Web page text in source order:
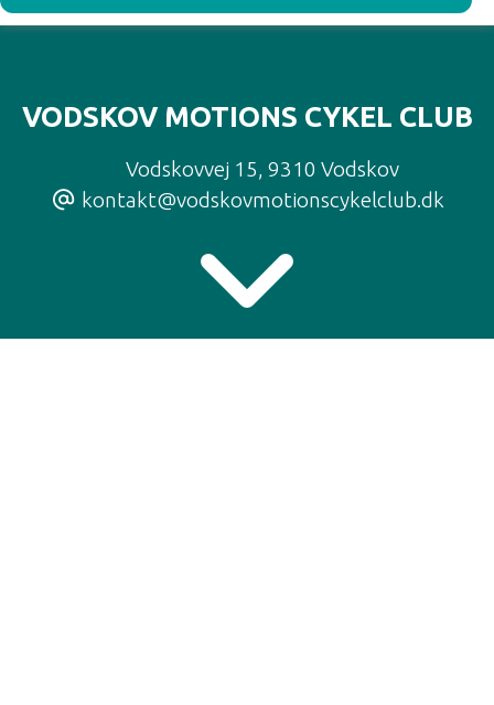
VODSKOV MOTIONS CYKEL CLUB
Vodskovvej 15, 9310 Vodskov
kontakt@vodskovmotionscykelclub.dk